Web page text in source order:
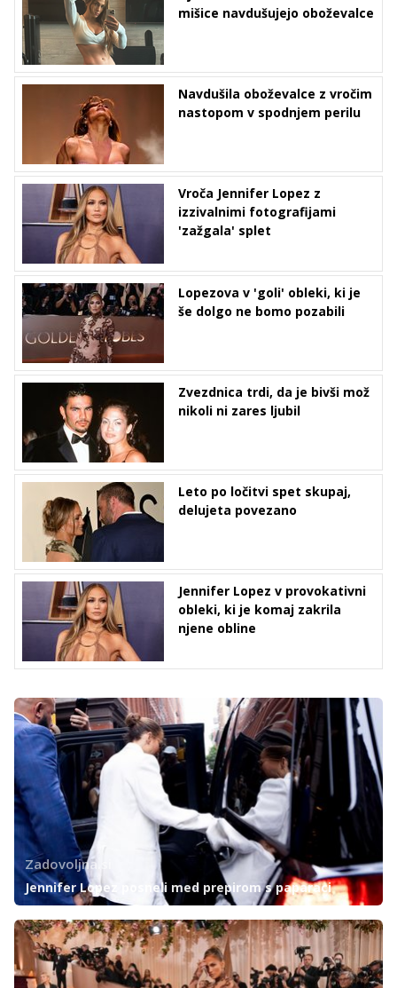
mišice navdušujejo oboževalce
Navdušila oboževalce z vročim
nastopom v spodnjem perilu
Vroča Jennifer Lopez z
izzivalnimi fotografijami
'zažgala' splet
Lopezova v 'goli' obleki, ki je
še dolgo ne bomo pozabili
Zvezdnica trdi, da je bivši mož
nikoli ni zares ljubil
Leto po ločitvi spet skupaj,
delujeta povezano
Jennifer Lopez v provokativni
obleki, ki je komaj zakrila
njene obline
Zadovoljna.si
Jennifer Lopez posneli med prepirom s paparaci